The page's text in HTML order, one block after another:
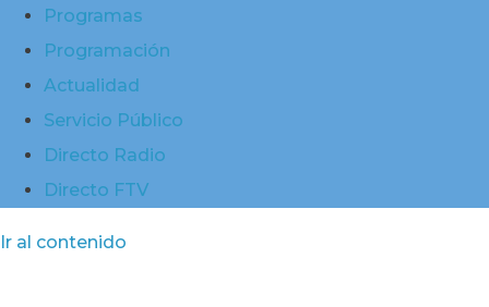
Programas
Programación
Actualidad
Servicio Público
Directo Radio
Directo FTV
Ir al contenido